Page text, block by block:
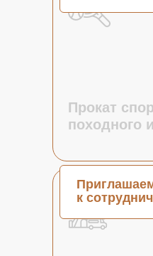
Прокат
походного
к